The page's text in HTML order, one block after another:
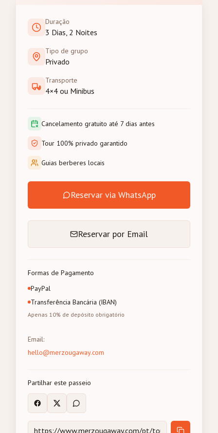
Duração
3 Dias, 2 Noites
Tipo de grupo
Privado
Transporte
4×4 ou Minibus
Cancelamento gratuito até 7 dias antes
Tour 100% privado garantido
Guias berberes locais
Reservar via WhatsApp
Reservar por Email
Formas de Pagamento
PayPal
Transferência Bancária (IBAN)
Apenas 10% de depósito obrigatório
Email:
hello@merzougaway.com
Partilhar este passeio